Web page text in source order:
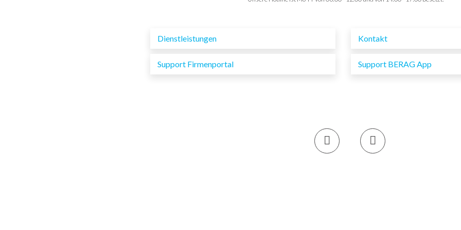
Dienstleistungen Kontakt
Support Firmenportal Support BERAG App